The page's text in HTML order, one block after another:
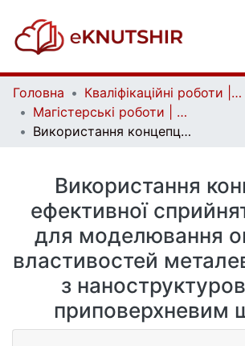
Головна
Кваліфікаційні роботи | Qualifying works
Магістерські роботи | Master's theses
Використання концепції ефективної сприйнятливості для моделювання оптичних властивостей металевих плівок з наноструктурованим приповерхневим шаром
Використання
ефективної
для моделювання
властивостей
з
приповерхневим